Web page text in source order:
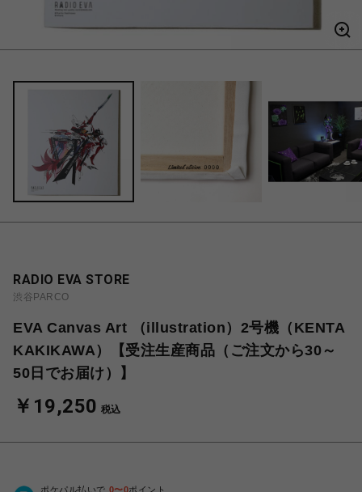
RADIO EVA STORE
渋谷PARCO
EVA Canvas Art （illustration）2号機（KENTA
KAKIKAWA）【受注生産商品（ご注文から30～
50日でお届け）】
￥19,250 税込
ポケパル払いで 0〜0ポイント